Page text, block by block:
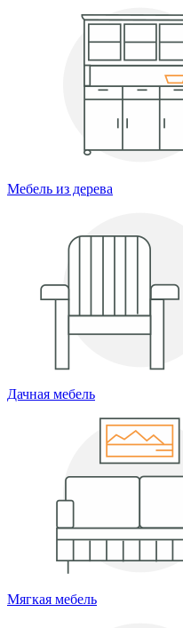
Мебель из дерева
Дачная мебель
Мягкая мебель